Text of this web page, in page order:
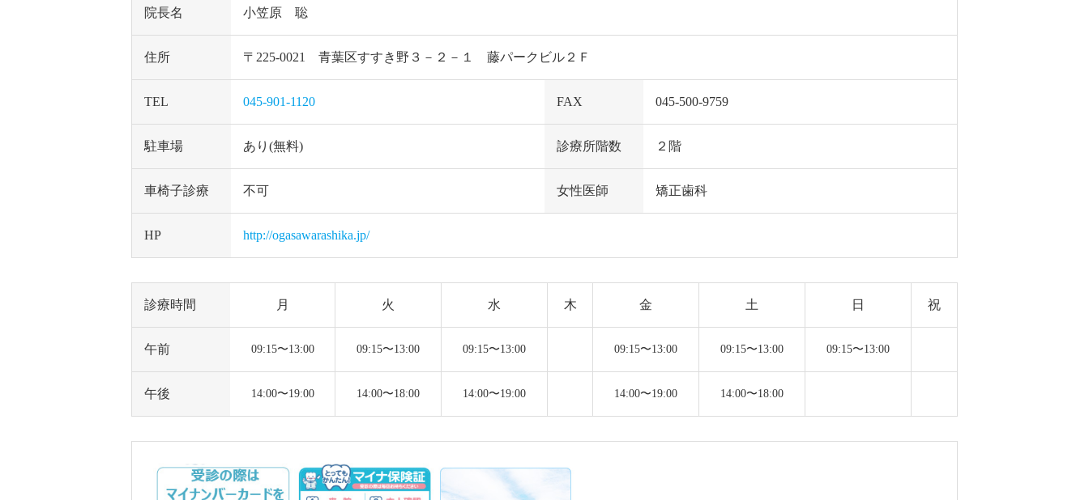
院長名 小笠原 聡
住所 〒225-0021 青葉区すすき野３－２－１ 藤パークビル２Ｆ
TEL 045-901-1120 FAX 045-500-9759
駐車場 あり(無料) 診療所階数 ２階
車椅子診療 不可 女性医師 矯正歯科
HP http://ogasawarashika.jp/
診療時間 月 火 水 木 金 土 日 祝
午前 09:15〜13:00 09:15〜13:00 09:15〜13:00 09:15〜13:00 09:15〜13:00 09:15〜13:00
午後 14:00〜19:00 14:00〜18:00 14:00〜19:00 14:00〜19:00 14:00〜18:00